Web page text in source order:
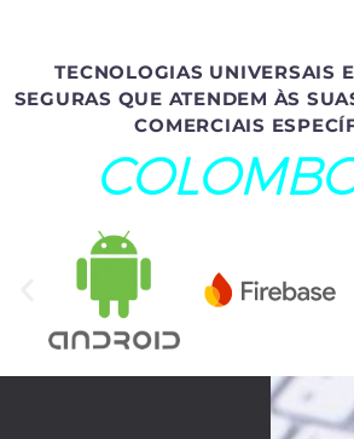
TECNOLOGIAS UNIVERSAIS
SEGURAS QUE ATENDEM ÀS
COMERCIAIS